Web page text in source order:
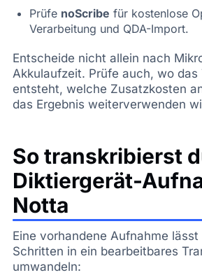
Prüfe noScribe für kostenlose
Verarbeitung und QDA-Import.
Entscheide nicht allein nach
Akkulaufzeit. Prüfe auch, wo das
entsteht, welche Zusatzkosten
das Ergebnis weiterverwenden
So transkribierst
Diktiergerät-
Notta
Eine vorhandene Aufnahme
Schritten in ein bearbeitbares
umwandeln: